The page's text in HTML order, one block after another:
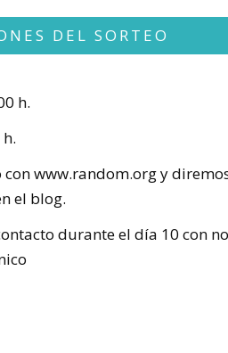
DEL SORTEO
h.
www.random.org y
el blog.
durante el día 10 con